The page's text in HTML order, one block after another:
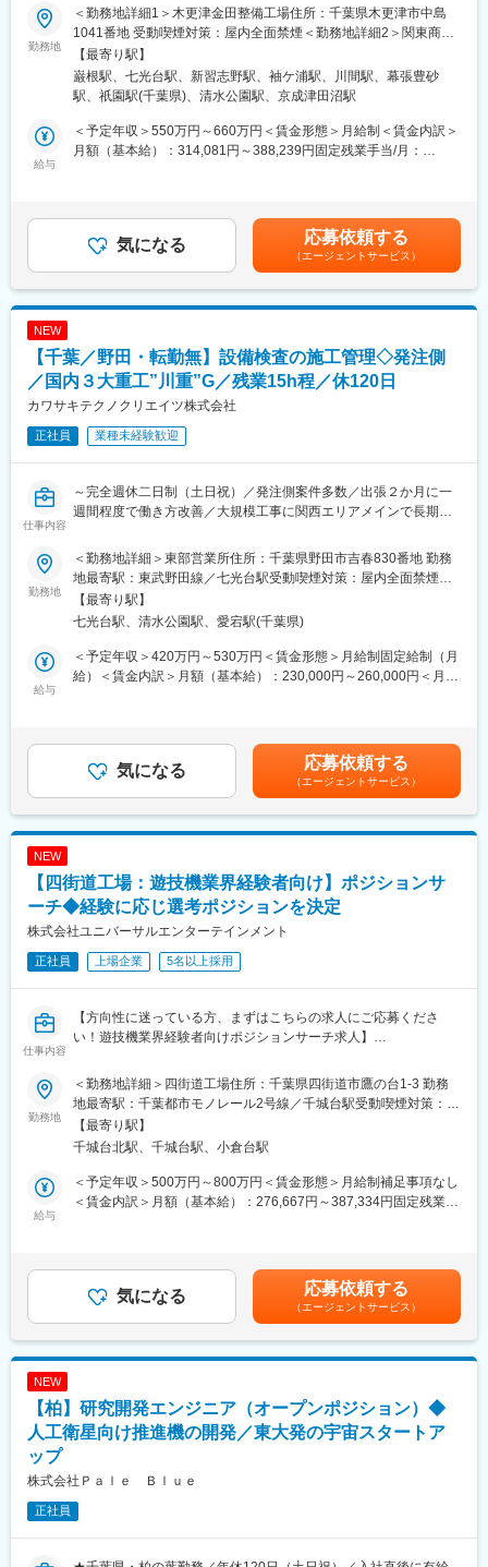
品開発が挙げられます。
今後、日本のエンターテインメント企業から、世界のエンターテ
イメント企業になるべく米国・アジアを中心に積極的に事業を展
開しております。
■働き方の魅力：
プライベートの時間を大切にする風土があり、有給取得や代休の
取得がしやすい環境が整っております。年に3回の大型連休（9～
■社会貢献性：
当社は、エンターテインメント産業を通して人々に喜びを提供
た、統合型リゾート（IR）事業では地元経済の活性化にも努めて
変更の範囲：会社の定める業務
全国にあるIDOMの運営する整備工場で、『工場長候補』として整
備業務をお任せします！
まずは既存工場で業務内容を理解し必要な経験を積んでいただき
ます。
その後新規工場の立ち上げ等に際して工場長としてご活躍いただ
く予定です。
なお、工場長としての着任時期やタイミングは、あなたの働き方
（1）まずは整備士として
お客様にご購入いただいた納車前のお車やご購入後の車のオイル
やワイパー交換といった簡単な整備業務から、定期点検や車検整
ます。
・複数の統括拠点をマネジメントするスーパーバイザー/マネージ
ャーなどのポストもございます。
【具体的な業務内容】
・工場責任者として工場内外、社内外の折衝
（1）対応車種の広さ
業界トップクラスの実績で全国から車が集まるため、バイクと大
型車以外の車種は全て対応可能性があります。
（2）最新設備と快適な作業環境
全工場に冷暖房やスポットクーラーを完備し、作業スペースも車
両が両ドアを広げたまま作業できるほどの広さを確保。四輪アラ
（3）透明性のある工場運営
自動車修理をめぐる不正を防ぐための対策として、工場にカメラ
自動車業界全体がお客様・陸運局・世の中や市場といった全方面
■組織構成：30代～40代後半中心に活躍中。9割が中途入社です。
■当社について：
買取実績、中古車販売実績共に業界トップクラスの会社です。
勤務地
＜勤務地詳細1＞木更津金田整備工場住所：千葉県木更津市中島
1041番地 受動喫煙対策：屋内全面禁煙＜勤務地詳細2＞関東商品
化ｾﾝﾀｰ整備工場住所：千葉県野田市七光台66-1 受動喫煙対策：屋
内全面禁煙＜勤務地詳細3＞幕張整備工場住所：千葉県習志野市芝
園1-3-1 受動喫煙対策：屋内全面禁煙
【最寄り駅】
巌根駅、七光台駅、新習志野駅、袖ケ浦駅、川間駅、幕張豊砂
駅、祇園駅(千葉県)、清水公園駅、京成津田沼駅
給与
＜予定年収＞550万円～660万円＜賃金形態＞月給制＜賃金内訳＞
月額（基本給）：314,081円～388,239円固定残業手当/月：
査定年1回賞与年2回（2024年支給実績３ヶ月分）インセンティブ
年2回（最大30万円／回）平均50,000～70,000円賃金はあくまで
も目安の金額であり、選考を通じて上下する可能性があります。
月給(月額)は固定手当を含めた表記です。
気になる 応募依頼する
（エージェントサービス）
NEW
【千葉／野田・転勤無】設備検査の施工管理◇発注側
／国内３大重工”川重”G／残業15h程／休120日
カワサキテクノクリエイツ株式会社
正社員 業種未経験歓迎
仕事内容
～完全週休二日制（土日祝）／発注側案件多数／出張２か月に一
週間程度で働き方改善／大規模工事に関西エリアメインで長期出
■職務内容：
・東部支社にて、石油化学工場のプラントに関する定期検査、改
修工事関係の現地工事施工管理に至る業務全般（担当エリアは全
国）
・見積、設計、工事計画、現地作業における協力業者の管理監
督、報告書作成などを一貫してご担当いただきます。
沖縄まで全国。
・担当案件によりますが、平均月14日程度の現地での作業（出
張）があります。自宅から通える場合は直行直帰可。
■業務の特徴：
・石油化学工場のプラントに関する定期検査、改修工事関係の営
業～現地工事施工管理に至る業務全般（担当エリアは全国）
・営業、見積、設計、工事計画、現地作業における協力業者の管
＜具体的な施工例＞
置工事、耐震補強工事、設備改修工事など
■配属先の特徴：
・現在11名在籍しています。部長1名(40代)、グループ長1名(40
代)、メンバー9名(20～50代)
■当社特徴：
ラント業界へ向けたプラント装置の設計製造販売まで手掛けてお
り、これまでのノウハウを生かしたシナジーで新しい付加価値を
世の中に提供していきます。
変更の範囲：会社の定める業務
勤務地
＜勤務地詳細＞東部営業所住所：千葉県野田市吉春830番地 勤務
地最寄駅：東武野田線／七光台駅受動喫煙対策：屋内全面禁煙変
更の範囲：会社の定める事業所
【最寄り駅】
七光台駅、清水公園駅、愛宕駅(千葉県)
給与
＜予定年収＞420万円～530万円＜賃金形態＞月給制固定給制（月
給）＜賃金内訳＞月額（基本給）：230,000円～260,000円＜月給
す。月給(月額)は固定手当を含めた表記です。
気になる 応募依頼する
（エージェントサービス）
NEW
【四街道工場：遊技機業界経験者向け】ポジションサ
ーチ◆経験に応じ選考ポジションを決定
株式会社ユニバーサルエンターテインメント
正社員 上場企業 5名以上採用
仕事内容
【方向性に迷っている方、まずはこちらの求人にご応募くださ
い！遊技機業界経験者向けポジションサーチ求人】
様々なポジションで採用を行っておりますため、ご経験に合わせ
てポジションをご提案させていただきます。
■応募ポジション例
・品質保証
・生産技術
・製造ライン管理
・調達購買
■製品例：
バジリスク、ゴッド、まどかマギカ、沖ドキ HANABI 等
が、その強みは革新的な製品開発と多様な事業展開にあります。
顧客に選ばれる理由は、「楽しさ」を提供し続けることと、ニー
米国・アジアを中心に積極的に事業を展開しております。
勤務地
＜勤務地詳細＞四街道工場住所：千葉県四街道市鷹の台1-3 勤務
地最寄駅：千葉都市モノレール2号線／千城台駅受動喫煙対策：屋
内全面禁煙変更の範囲：会社の定める事業所
【最寄り駅】
千城台北駅、千城台駅、小倉台駅
給与
＜予定年収＞500万円～800万円＜賃金形態＞月給制補足事項なし
＜賃金内訳＞月額（基本給）：276,667円～387,334円固定残業手
＞※給与詳細は経験・能力・実績等を考慮の上、決定します（スキ
ル次第で相談可）。賃金はあくまでも目安の金額であり、選考を
通じて上下する可能性があります。月給(月額)は固定手当を含めた
表記です。
気になる 応募依頼する
（エージェントサービス）
NEW
【柏】研究開発エンジニア（オープンポジション）◆
人工衛星向け推進機の開発／東大発の宇宙スタートア
ップ
株式会社Ｐａｌｅ Ｂｌｕｅ
正社員